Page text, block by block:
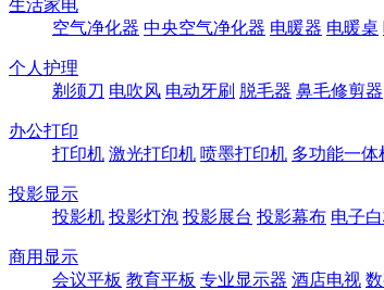
生活家电
空气净化器 中央空气净化器 电暖器 电暖桌
个人护理
剃须刀 电吹风 电动牙刷 脱毛器 鼻毛修剪器
办公打印
打印机 激光打印机 喷墨打印机 多功能一体
投影显示
投影机 投影灯泡 投影展台 投影幕布 电子
商用显示
会议平板 教育平板 专业显示器 酒店电视